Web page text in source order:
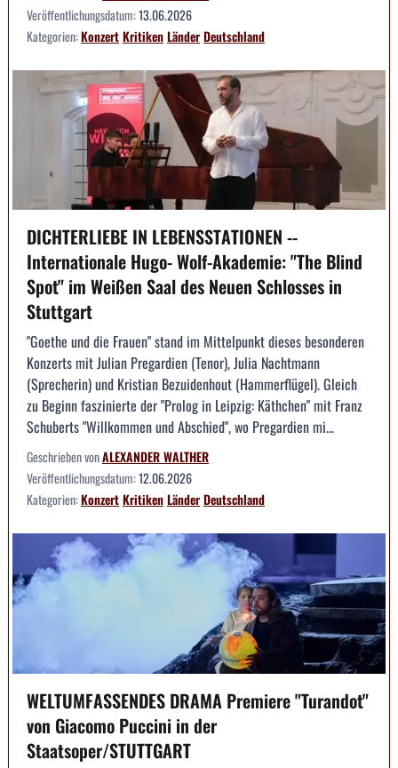
Veröffentlichungsdatum:13.06.2026
Kategorien:KonzertKritikenLänderDeutschland
DICHTERLIEBE IN LEBENSSTATIONEN --
Internationale Hugo- Wolf-Akademie: "The Blind
Spot" im Weißen Saal des Neuen Schlosses in
Stuttgart
"Goethe und die Frauen" stand im Mittelpunkt dieses besonderen
Konzerts mit Julian Pregardien (Tenor), Julia Nachtmann
(Sprecherin) und Kristian Bezuidenhout (Hammerflügel). Gleich
zu Beginn faszinierte der "Prolog in Leipzig: Käthchen" mit Franz
Schuberts "Willkommen und Abschied", wo Pregardien mi...
Geschrieben vonALEXANDER WALTHER
Veröffentlichungsdatum:12.06.2026
Kategorien:KonzertKritikenLänderDeutschland
WELTUMFASSENDES DRAMA Premiere "Turandot"
von Giacomo Puccini in der
Staatsoper/STUTTGART